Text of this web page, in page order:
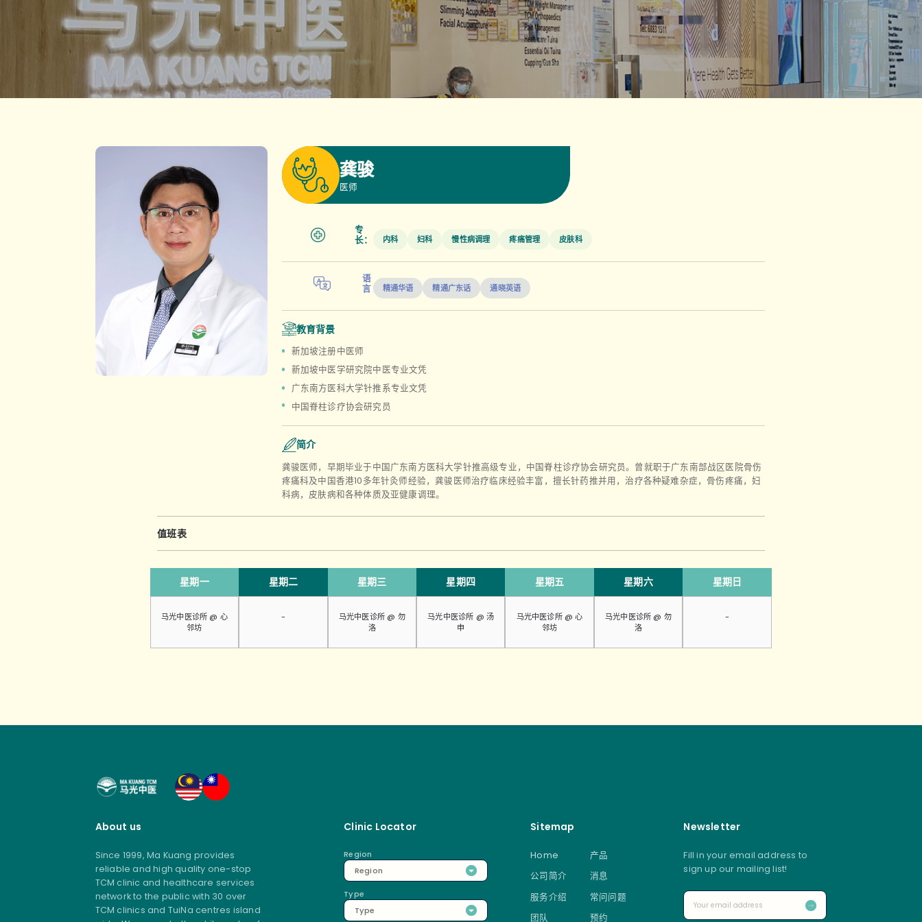
龚骏
医师
专
长：
内科 妇科 慢性病调理 疼痛管理 皮肤科
语
言
精通华语 精通广东话 通晓英语
教育背景
新加坡注册中医师
新加坡中医学研究院中医专业文凭
广东南方医科大学针推系专业文凭
中国脊柱诊疗协会研究员
简介
龚骏医师，早期毕业于中国广东南方医科大学针推高级专业，中国脊柱诊疗协会研究员。曾就职于广东南部战区医院骨伤
疼痛科及中国香港10多年针灸师经验，龚骏医师治疗临床经验丰富，擅长针药推并用，治疗各种疑难杂症，骨伤疼痛，妇
科病，皮肤病和各种体质及亚健康调理。
值班表
星期一 星期二 星期三 星期四 星期五 星期六 星期日
马光中医诊所 @ 心
邻坊
-
马光中医诊所 @ 勿
洛
马光中医诊所 @ 汤
申
马光中医诊所 @ 心
邻坊
马光中医诊所 @ 勿
洛
-
About us
Since 1999, Ma Kuang provides
reliable and high quality one-stop
TCM clinic and healthcare services
network to the public with 30 over
TCM clinics and TuiNa centres island
Clinic Locator
Region
Region
Type
Type
Sitemap
Home
公司简介
服务介绍
团队
产品
消息
常问问题
预约
Newsletter
Fill in your email address to
sign up our mailing list!